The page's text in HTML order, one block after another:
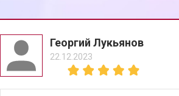
Георгий Лукьянов
22.12.2023